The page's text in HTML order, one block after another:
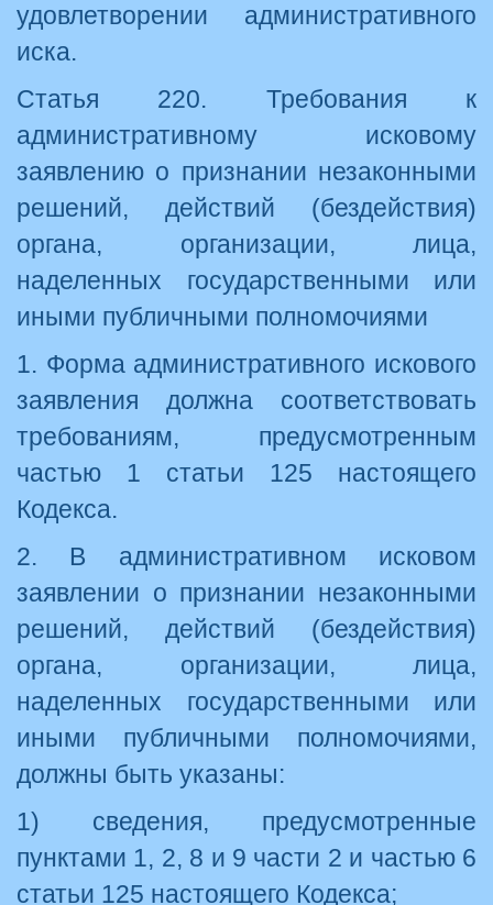
удовлетворении административного
иска.
Статья 220. Требования к
административному исковому
заявлению о признании незаконными
решений, действий (бездействия)
органа, организации, лица,
наделенных государственными или
иными публичными полномочиями
1. Форма административного искового
заявления должна соответствовать
требованиям, предусмотренным
частью 1 статьи 125 настоящего
Кодекса.
2. В административном исковом
заявлении о признании незаконными
решений, действий (бездействия)
органа, организации, лица,
наделенных государственными или
иными публичными полномочиями,
должны быть указаны:
1) сведения, предусмотренные
пунктами 1, 2, 8 и 9 части 2 и частью 6
статьи 125 настоящего Кодекса;